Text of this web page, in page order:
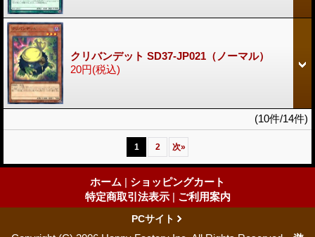
クリバンデット SD37-JP021（ノーマル）
20円(税込)
(10件/14件)
1 2 次»
ホーム | ショッピングカート
特定商取引法表示 | ご利用案内
PCサイト